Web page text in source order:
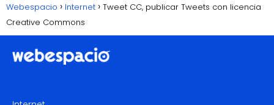
Webespacio Internet
Tweet CC, publicar Tweets con licencia
Creative Commons